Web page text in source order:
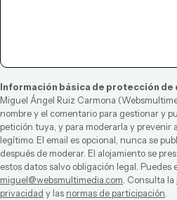
Información básica de protección de
Miguel Ángel Ruiz Carmona (
nombre y el comentario para gestionar y
petición tuya, y para moderarla y prevenir
legítimo. El email es opcional, nunca se
después de moderar. El alojamiento se
estos datos salvo obligación legal. Puedes
miguel@websmultimedia.com. Consulta la
privacidad y las normas de participación.